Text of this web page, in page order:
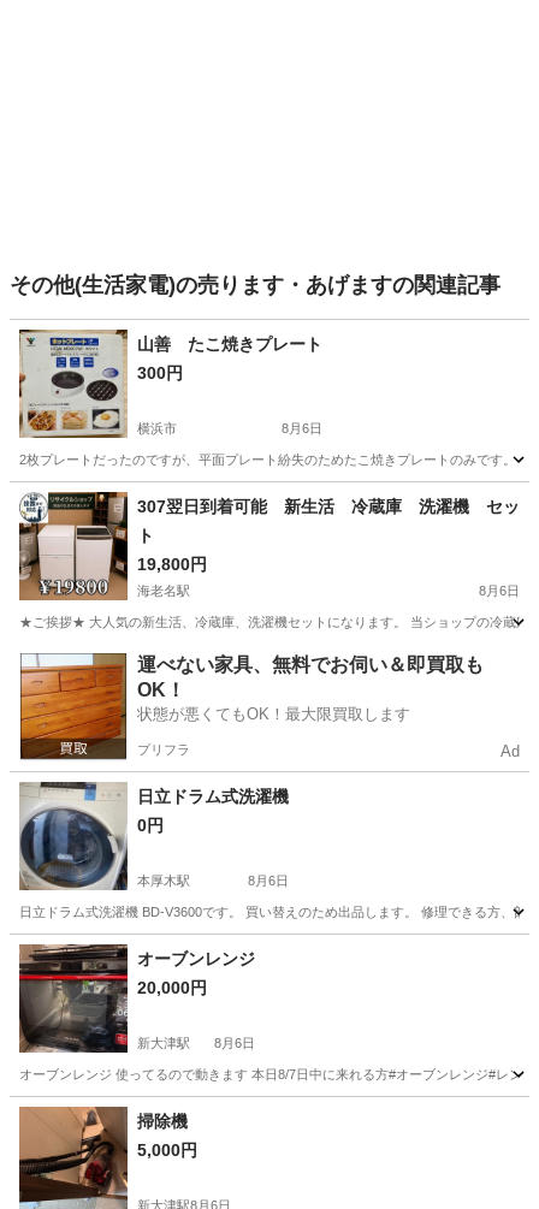
その他(生活家電)の売ります・あげますの関連記事
山善 たこ焼きプレート
300円
横浜市 8月6日
2枚プレートだったのですが、平面プレート紛失のためたこ焼きプレートのみです。
神奈川 横浜市 キッチン家電 たこ焼き
307翌日到着可能 新生活 冷蔵庫 洗濯機 セッ
ト
19,800円
海老名駅 8月6日
★ご挨拶★ 大人気の新生活、冷蔵庫、洗濯機セットになります。 当ショップの冷蔵庫
神奈川 海老名市 海老名駅 生活家電 商品
運べない家具、無料でお伺い＆即買取も
OK！
状態が悪くてもOK！最大限買取します
プリフラ Ad
日立ドラム式洗濯機
0円
本厚木駅 8月6日
日立ドラム式洗濯機 BD-V3600です。 買い替えのため出品します。 修理できる方、
神奈川 厚木市 本厚木駅 生活家電
オーブンレンジ
20,000円
新大津駅 8月6日
オーブンレンジ 使ってるので動きます 本日8/7日中に来れる方#オーブンレンジ#レン
神奈川 横須賀市 新大津駅
掃除機
5,000円
新大津駅8月6日